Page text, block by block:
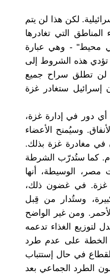
لكن هذا لن يتم
التي تغادرها
محيط" - وهي عبارة
تؤدي هذه الشروط إلى
لن تطلق سراح جميع
إسرائيل ستغادر غزة
دور في إدارة غزة،
وسيُمنح الأعضاء
في مغادرة غزة بذلك.
كما ستُدرّب الشرطة
مصر، الوسيطة، أنها
غزة. في غضون ذلك،
وستُدار من قِبل
ومن غير الواضح
لتوزيع الغذاء تدعمه
الخطة على عدم طرد
في حال إستتباب
الطرد الجماعي بعد